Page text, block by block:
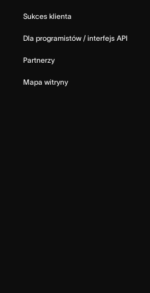
Sukces klienta
Dla programistów / interfejs API
Partnerzy
Mapa witryny